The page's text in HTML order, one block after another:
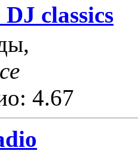
classics
4.67